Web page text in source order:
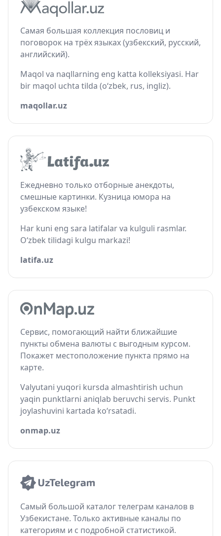
Самая большая коллекция пословиц и
поговорок на трёх языках (узбекский, русский,
английский).
Maqol va naqllarning eng katta kolleksiyasi. Har
bir maqol uchta tilda (o‘zbek, rus, ingliz).
maqollar.uz
Ежедневно только отборные анекдоты,
смешные картинки. Кузница юмора на
узбекском языке!
Har kuni eng sara latifalar va kulguli rasmlar.
O‘zbek tilidagi kulgu markazi!
latifa.uz
Сервис, помогающий найти ближайшие
пункты обмена валюты с выгодным курсом.
Покажет местоположение пункта прямо на
карте.
Valyutani yuqori kursda almashtirish uchun
yaqin punktlarni aniqlab beruvchi servis. Punkt
joylashuvini kartada ko‘rsatadi.
onmap.uz
Самый большой каталог телеграм каналов в
Узбекистане. Только активные каналы по
категориям и с подробной статистикой.